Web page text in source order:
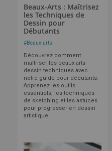
Beaux-Arts : Maîtrisez
les Techniques de
Dessin pour
Débutants
#Beaux-arts
Découvrez comment
maîtriser les beaux-arts
dessin techniques avec
notre guide pour débutants.
Apprenez les outils
essentiels, les techniques
de sketching et les astuces
pour progresser en dessin
artistique.